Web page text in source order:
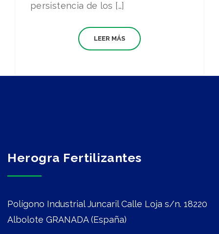
persistencia de los […]
LEER MÁS
Herogra Fertilizantes
Polígono Industrial Juncaril Calle Loja s/n. 18220
Albolote GRANADA (España)